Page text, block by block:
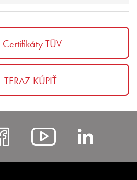
Certifikáty TÜV
TERAZ KÚPIŤ
https://https://